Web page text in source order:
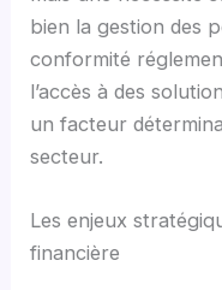
bien la gestion des
conformité
l’accès à des
un facteur
secteur.
Les enjeux
financière